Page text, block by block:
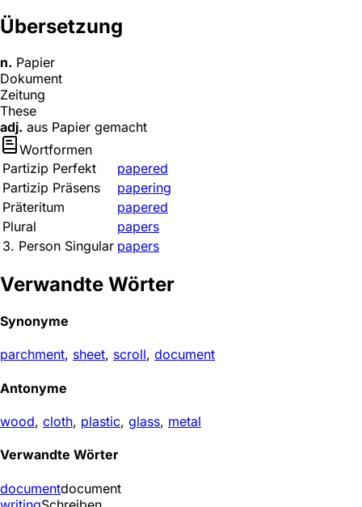
Übersetzung
n. Papier
Dokument
Zeitung
These
adj. aus Papier gemacht
Wortformen
Partizip Perfekt
papered
Partizip Präsens
papering
Präteritum
papered
Plural
papers
3. Person Singular papers
Verwandte Wörter
Synonyme
parchment, sheet, scroll, document
Antonyme
wood, cloth, plastic, glass, metal
Verwandte Wörter
documentdocument